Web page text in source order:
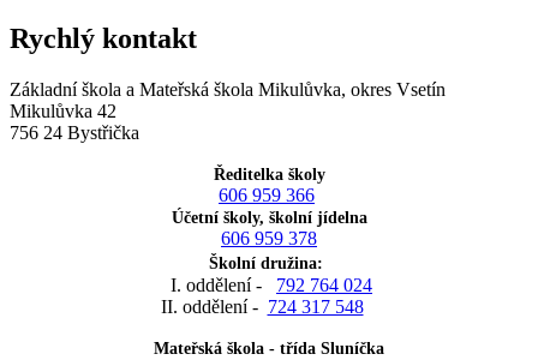
Rychlý kontakt
Základní škola a Mateřská škola Mikulůvka, okres Vsetín
Mikulůvka 42
756 24 Bystřička
Ředitelka školy
606 959 366
Účetní školy, školní jídelna
606 959 378
Školní družina:
I. oddělení - 792 764 024
II. oddělení - 724 317 548
Mateřská škola - třída Sluníčka